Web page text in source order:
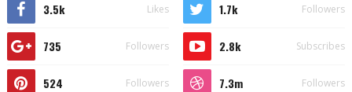
3.5k Likes 1.7k Followers
735 Followers 2.8k Subscribes
524 Followers 7.3m Followers